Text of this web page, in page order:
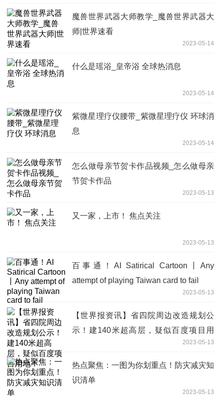
魔兽世界武器大师教学_魔兽世界武器大
师|世界速看
2023-05-14
什么是瑶浴_皇帝浴 全球热消息
2023-05-14
紫微星理疗仪腰带_紫微星理疗仪 环球消
息
2023-05-14
怎么做母亲节贺卡作品视频_怎么做母亲
节贺卡作品
2023-05-13
又一家，上市！ 焦点关注
2023-05-13
百事通！AI Satirical Cartoon丨Any
attempt of playing Taiwan card to fail
2023-05-13
【世界报资讯】省四院周边改造规划公
示！建140米超高层，疑似百度项目用
2023-05-13
热点聚焦：一图为你划重点！防灾减灾知
识清单
2023-05-13